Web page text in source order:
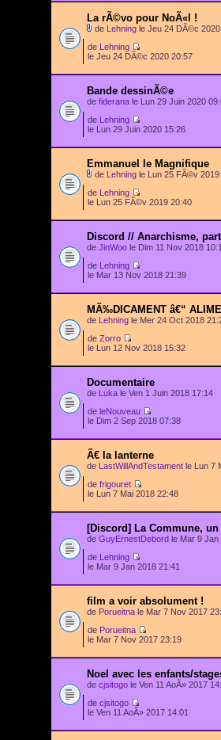
La rÃ©vo pour NoÃ«l !
de Lehning le Jeu 24 DÃ©c
de Lehning
le Jeu 24 DÃ©c 2020 20:57
Bande dessinÃ©e
de fiderana le Lun 29 Juin 2020
de Lehning
le Lun 29 Juin 2020 15:26
Emmanuel le Magnifique
de Lehning le Lun 25 FÃ©v 2019
de Lehning
le Lun 25 FÃ©v 2019 20:40
Discord // Anarchisme,
de JinWoo le Dim 11 Nov 2018
de Lehning
le Mar 13 Nov 2018 21:39
MÃ‰DICAMENT â€“
de Lehning le Mer 24 Oct 2018
de Zorro
le Lun 12 Nov 2018 15:32
Documentaire
de Luka le Ven 1 Juin 2018 17:14
de leNouveau
le Dim 2 Sep 2018 07:38
Ã€ la lanterne
de LastWillAndTestament le Lun 7
de frigouret
le Lun 7 Mai 2018 22:48
[Discord] La Commune,
de GuyErnestDebord le Mar 9 Jan
de Lehning
le Mar 9 Jan 2018 21:41
film a voir absolument !
de Porueitna le Mar 7 Nov 2017
de Porueitna
le Mar 7 Nov 2017 23:19
Noel avec les enfants/
de cjsitogo le Ven 11 AoÃ» 2017
de cjsitogo
le Ven 11 AoÃ» 2017 14:01